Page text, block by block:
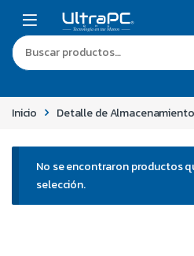
Inicio Detalle de
No se encontraron productos
selección.